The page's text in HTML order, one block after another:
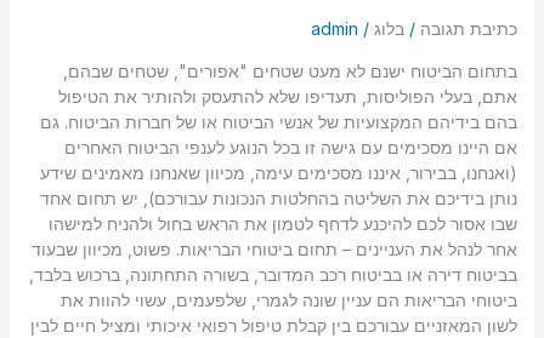
כתיבת תגובה / בלוג/
admin
בתחום הביטוח ישנם לא מעט שטחים "אפורים", שטחים שבהם,
אתם, בעלי הפוליסות, תעדיפו שלא להתעסק ולהותיר את הטיפול
בהם בידיהם המקצועיות של אנשי הביטוח או של חברות הביטוח. גם
אם היינו מסכימים עם גישה זו בכל הנוגע לענפי הביטוח האחרים
(ואנחנו, בבירור, איננו מסכימים עימה, מכיוון שאנחנו מאמינים שידע
נותן בידיכם את השליטה בהחלטות הנכונות עבורכם), יש תחום אחד
שבו אסור לכם להיכנע לדחף לטמון את הראש בחול ולהניח למישהו
אחר לנהל את העניינים – תחום ביטוחי הבריאות. פשוט, מכיוון שבעוד
בביטוח דירה או בביטוח רכב המדובר, בשורה התחתונה, ברכוש בלבד,
ביטוחי הבריאות הם עניין שונה לגמרי, שלפעמים, עשוי להוות את
לשון המאזניים עבורכם בין קבלת טיפול רפואי איכותי ומציל חיים לבין